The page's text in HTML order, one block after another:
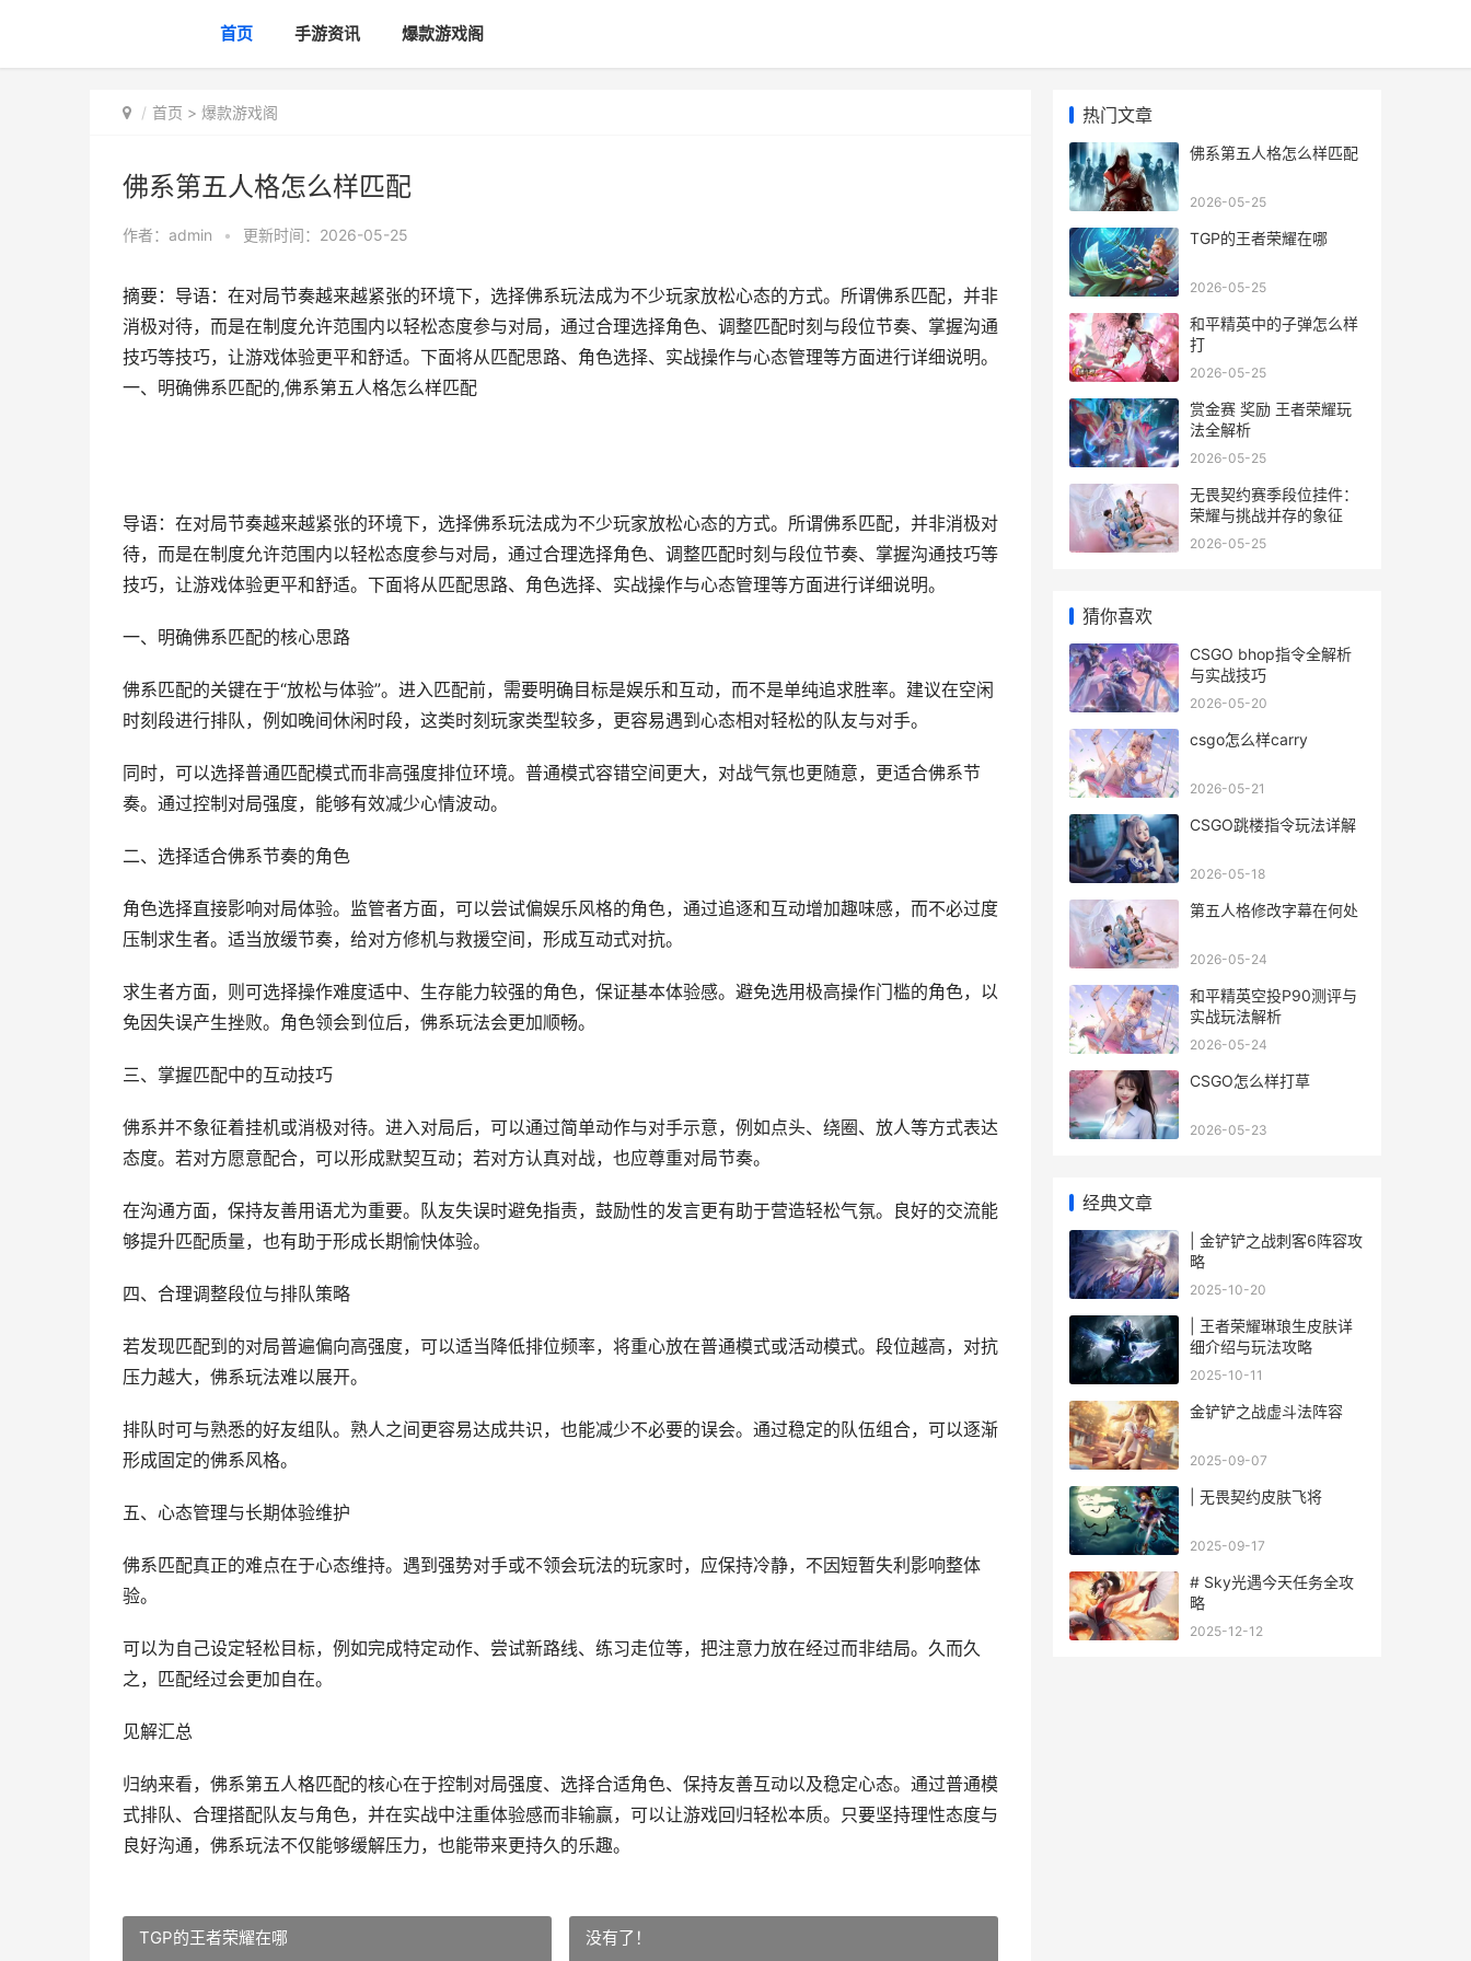
首页 手游资讯 爆款游戏阁
首页 > 爆款游戏阁
佛系第五人格怎么样匹配
作者： admin • 更新时间：2026-05-25
摘要：导语：在对局节奏越来越紧张的环境下，选择佛系玩法成为不少玩家放松心态的方式。所谓佛系匹配，并非
消极对待，而是在制度允许范围内以轻松态度参与对局，通过合理选择角色、调整匹配时刻与段位节奏、掌握沟通
技巧等技巧，让游戏体验更平和舒适。下面将从匹配思路、角色选择、实战操作与心态管理等方面进行详细说明。
一、明确佛系匹配的,佛系第五人格怎么样匹配
导语：在对局节奏越来越紧张的环境下，选择佛系玩法成为不少玩家放松心态的方式。所谓佛系匹配，并非消极对
待，而是在制度允许范围内以轻松态度参与对局，通过合理选择角色、调整匹配时刻与段位节奏、掌握沟通技巧等
技巧，让游戏体验更平和舒适。下面将从匹配思路、角色选择、实战操作与心态管理等方面进行详细说明。
一、明确佛系匹配的核心思路
佛系匹配的关键在于“放松与体验”。进入匹配前，需要明确目标是娱乐和互动，而不是单纯追求胜率。建议在空闲
时刻段进行排队，例如晚间休闲时段，这类时刻玩家类型较多，更容易遇到心态相对轻松的队友与对手。
同时，可以选择普通匹配模式而非高强度排位环境。普通模式容错空间更大，对战气氛也更随意，更适合佛系节
奏。通过控制对局强度，能够有效减少心情波动。
二、选择适合佛系节奏的角色
角色选择直接影响对局体验。监管者方面，可以尝试偏娱乐风格的角色，通过追逐和互动增加趣味感，而不必过度
压制求生者。适当放缓节奏，给对方修机与救援空间，形成互动式对抗。
求生者方面，则可选择操作难度适中、生存能力较强的角色，保证基本体验感。避免选用极高操作门槛的角色，以
免因失误产生挫败。角色领会到位后，佛系玩法会更加顺畅。
三、掌握匹配中的互动技巧
佛系并不象征着挂机或消极对待。进入对局后，可以通过简单动作与对手示意，例如点头、绕圈、放人等方式表达
态度。若对方愿意配合，可以形成默契互动；若对方认真对战，也应尊重对局节奏。
在沟通方面，保持友善用语尤为重要。队友失误时避免指责，鼓励性的发言更有助于营造轻松气氛。良好的交流能
够提升匹配质量，也有助于形成长期愉快体验。
四、合理调整段位与排队策略
若发现匹配到的对局普遍偏向高强度，可以适当降低排位频率，将重心放在普通模式或活动模式。段位越高，对抗
压力越大，佛系玩法难以展开。
排队时可与熟悉的好友组队。熟人之间更容易达成共识，也能减少不必要的误会。通过稳定的队伍组合，可以逐渐
形成固定的佛系风格。
五、心态管理与长期体验维护
佛系匹配真正的难点在于心态维持。遇到强势对手或不领会玩法的玩家时，应保持冷静，不因短暂失利影响整体
验。
可以为自己设定轻松目标，例如完成特定动作、尝试新路线、练习走位等，把注意力放在经过而非结局。久而久
之，匹配经过会更加自在。
见解汇总
归纳来看，佛系第五人格匹配的核心在于控制对局强度、选择合适角色、保持友善互动以及稳定心态。通过普通模
式排队、合理搭配队友与角色，并在实战中注重体验感而非输赢，可以让游戏回归轻松本质。只要坚持理性态度与
良好沟通，佛系玩法不仅能够缓解压力，也能带来更持久的乐趣。
TGP的王者荣耀在哪 没有了！
热门文章
佛系第五人格怎么样匹配
2026-05-25
TGP的王者荣耀在哪
2026-05-25
和平精英中的子弹怎么样
打
2026-05-25
赏金赛 奖励 王者荣耀玩
法全解析
2026-05-25
无畏契约赛季段位挂件：
荣耀与挑战并存的象征
2026-05-25
猜你喜欢
CSGO bhop指令全解析
与实战技巧
2026-05-20
csgo怎么样carry
2026-05-21
CSGO跳楼指令玩法详解
2026-05-18
第五人格修改字幕在何处
2026-05-24
和平精英空投P90测评与
实战玩法解析
2026-05-24
CSGO怎么样打草
2026-05-23
经典文章
| 金铲铲之战刺客6阵容攻
略
2025-10-20
| 王者荣耀琳琅生皮肤详
细介绍与玩法攻略
2025-10-11
金铲铲之战虚斗法阵容
2025-09-07
| 无畏契约皮肤飞将
2025-09-17
# Sky光遇今天任务全攻
略
2025-12-12